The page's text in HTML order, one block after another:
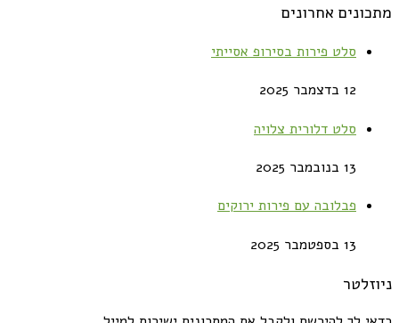
מתכונים אחרונים
סלט פירות בסירופ אסייתי
12 בדצמבר 2025
סלט דלורית צלויה
13 בנובמבר 2025
פבלובה עם פירות ירוקים
13 בספטמבר 2025
ניוזלטר